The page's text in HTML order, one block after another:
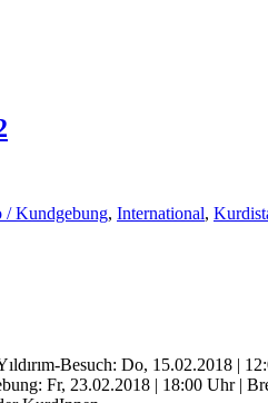
/ Kundgebung, International,
Besuch: Do, 15.02.2018 |
Fr, 23.02.2018 | 18:00 Uhr |